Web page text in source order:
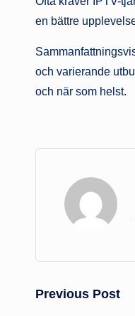
en bättre
och varierande
och när som helst.
Post
Previous Post